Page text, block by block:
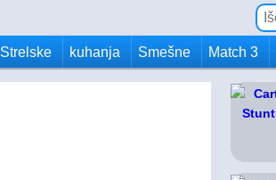
Strelske kuhanja Smešne Match 3